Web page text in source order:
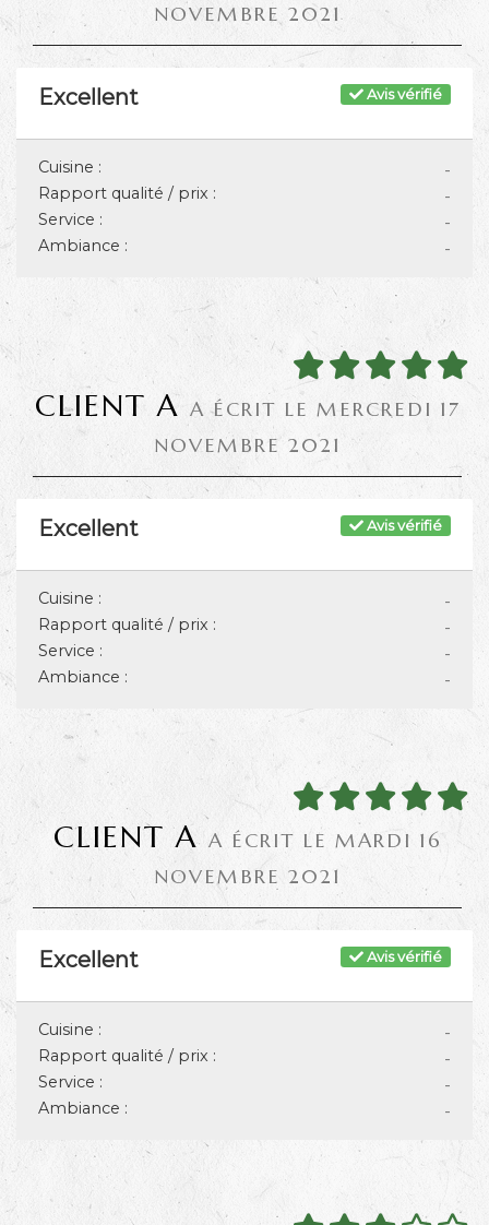
NOVEMBRE 2021
Avis vérifié
Excellent
-
Cuisine :
-
Rapport qualité / prix :
-
Service :
-
Ambiance :
CLIENT A A ÉCRIT LE MERCREDI 17
NOVEMBRE 2021
Avis vérifié
Excellent
-
Cuisine :
-
Rapport qualité / prix :
-
Service :
-
Ambiance :
CLIENT A A ÉCRIT LE MARDI 16
NOVEMBRE 2021
Avis vérifié
Excellent
-
Cuisine :
-
Rapport qualité / prix :
-
Service :
-
Ambiance :